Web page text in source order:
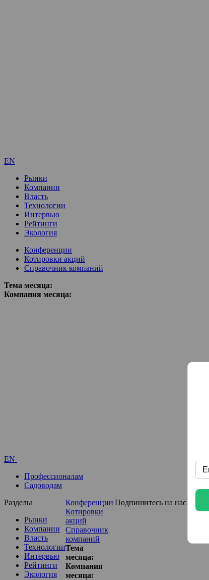
EN
Рынки
Компании
Власть
Технологии
Интервью
Рейтинги
Экология
Конференции
Котировки акций
Справочник компаний
Тема месяца:
Компания месяца:
EN
Профессионалам
Садоводам
Разделы
Рынки
Компании
Власть
Технологии
Интервью
Рейтинги
Экология
Конференции
Котировки
акций
Справочник
компаний
Тема
месяца:
Компания
месяца:
Подпишитесь на нас...